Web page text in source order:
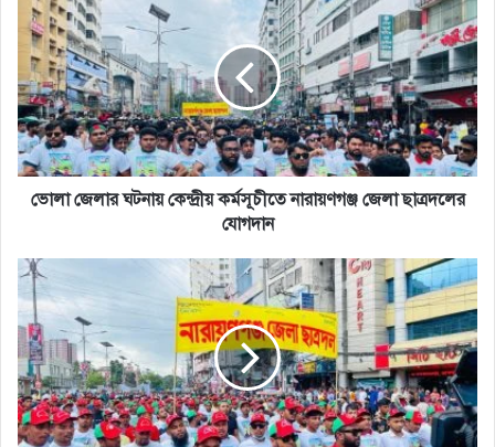
জেলার
ঘটনায়
কেন্দ্রীয়
কর্মসূচীতে
নারায়ণগঞ্জ
জেলা
ছাত্রদলের
যোগদান
ভোলা জেলার ঘটনায় কেন্দ্রীয় কর্মসূচীতে নারায়ণগঞ্জ জেলা ছাত্রদলের
যোগদান
ঢাকার
রাজপথ
কাঁপালো
নারায়ণগঞ্জ
জেলা
ছাত্রদল